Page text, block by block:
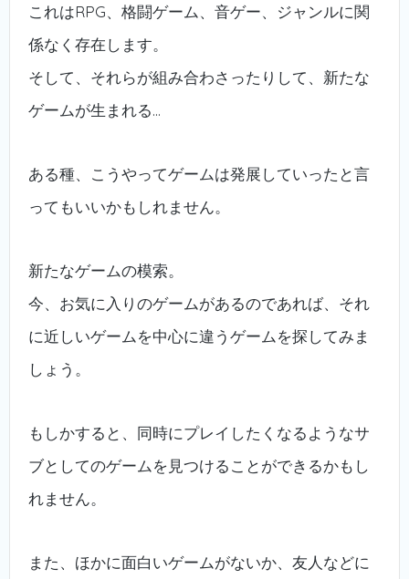
これはRPG、格闘ゲーム、音ゲー、ジャンルに関
係なく存在します。
そして、それらが組み合わさったりして、新たな
ゲームが生まれる…
ある種、こうやってゲームは発展していったと言
ってもいいかもしれません。
新たなゲームの模索。
今、お気に入りのゲームがあるのであれば、それ
に近しいゲームを中心に違うゲームを探してみま
しょう。
もしかすると、同時にプレイしたくなるようなサ
ブとしてのゲームを見つけることができるかもし
れません。
また、ほかに面白いゲームがないか、友人などに